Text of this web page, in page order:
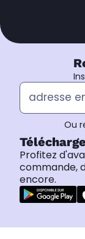
Ou
Profitez
commande,
encore.